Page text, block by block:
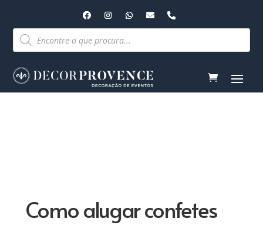
Pesquisar
produtos
Como alugar confetes